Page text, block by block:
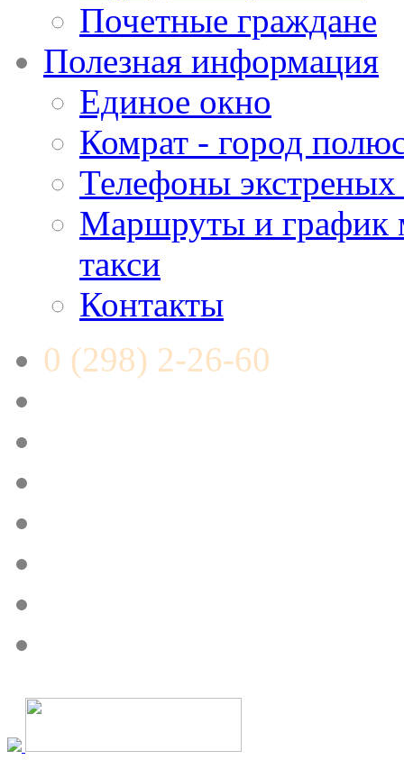
Почетные граждане
Полезная информация
Единое окно
Комрат - город
Телефоны
Маршруты и график
такси
Контакты
0 (298) 2-26-60